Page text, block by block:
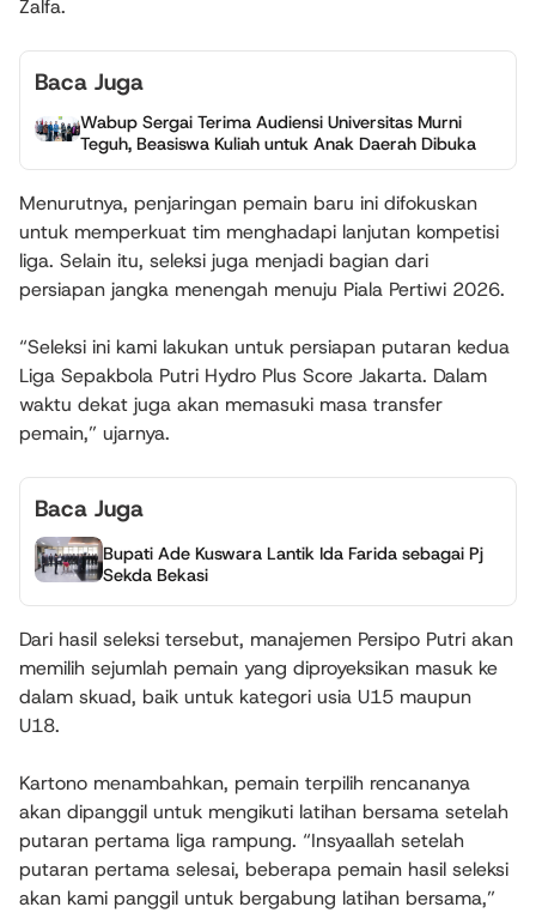
Zalfa.
Baca Juga
Wabup Sergai Terima Audiensi Universitas Murni
Teguh, Beasiswa Kuliah untuk Anak Daerah Dibuka
Menurutnya, penjaringan pemain baru ini difokuskan
untuk memperkuat tim menghadapi lanjutan kompetisi
liga. Selain itu, seleksi juga menjadi bagian dari
persiapan jangka menengah menuju Piala Pertiwi 2026.
“Seleksi ini kami lakukan untuk persiapan putaran kedua
Liga Sepakbola Putri Hydro Plus Score Jakarta. Dalam
waktu dekat juga akan memasuki masa transfer
pemain,” ujarnya.
Baca Juga
Bupati Ade Kuswara Lantik Ida Farida sebagai Pj
Sekda Bekasi
Dari hasil seleksi tersebut, manajemen Persipo Putri akan
memilih sejumlah pemain yang diproyeksikan masuk ke
dalam skuad, baik untuk kategori usia U15 maupun
U18.
Kartono menambahkan, pemain terpilih rencananya
akan dipanggil untuk mengikuti latihan bersama setelah
putaran pertama liga rampung. “Insyaallah setelah
putaran pertama selesai, beberapa pemain hasil seleksi
akan kami panggil untuk bergabung latihan bersama,”